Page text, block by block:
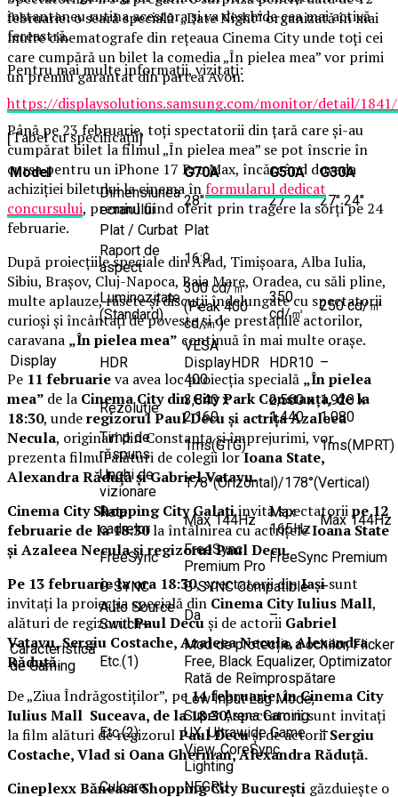
instantaneu rutina acestora și va deschide cea mai activă
fereastră.
Pentru mai multe informații, vizitați:
https://displaysolutions.samsung.com/monitor/detail/1841/
[Tabel cu specificații]
Model G70A G50A G30A
Display
Dimensiunea
ecranului
28″ 27″
27″ 24″
Plat / Curbat Plat
Raport de
aspect
16:9
Luminozitate
(Standard)
300 cd/㎡
(Peak 400
cd/㎡)
350
cd/㎡
250 cd/㎡
HDR
VESA
DisplayHDR
400
HDR10 –
Rezoluție
3,840 x
2,160
2,560 x
1,440
1,920 x
1,080
Timp de
răspuns
1ms(GTG)
1ms(MPRT)
Unghi de
vizionare
178°(Orizontal)/178°(Vertical)
Rata
cadrelor
Max 144Hz
Max
165Hz
Max 144Hz
Caracteristică
de Gaming
FreeSync
FreeSync
Premium Pro
FreeSync Premium
G-SYNC
G-SYNC Compatible
–
Auto Source
Switch+
Da –
Etc.(1)
Mod de protecție a ochilor, Flicker
Free, Black Equalizer, Optimizator
Rată de Reîmprospătare
Etc.(2)
Low Input Lag Mode,
Super Arena Gaming
UX, Ultrawide Game
View, CoreSync
Lighting
–
Culoare NEGRU
februarie: o seară specială „Date Night” organizată în mai
multe cinematografe din rețeaua Cinema City unde toți cei
care cumpără un bilet la comedia „În pielea mea” vor primi
un premiu garantat din partea Avon.
Până pe 23 februarie, toți spectatorii din țară care și-au
cumpărat bilet la filmul „În pielea mea” se pot înscrie în
cursa pentru un iPhone 17 Pro Max, încărcând dovada
achiziției biletului la cinema înformularul dedicat
concursului, premiul fiind oferit prin tragere la sorți pe 24
februarie.
După proiecțiile speciale din Arad, Timișoara, Alba Iulia,
Sibiu, Brașov, Cluj-Napoca, Baia Mare, Oradea, cu săli pline,
multe aplauze, râsete și discuții îndelungate cu spectatorii
curioși și încântați de poveste și de prestațiile actorilor,
caravana „În pielea mea” continuă în mai multe orașe.
Pe 11 februarieva avea loc proiecția specială „În pielea
mea” de la Cinema City din City Park Constanța,de la
18:30, underegizorul Paul Decu și actrița Azaleea
Necula, originari din Constanța și împrejurimi, vor
prezenta filmul alături de colegii lorIoana State,
Alexandra Răduță și Gabriel Vatavu.
Cinema City Shopping City Galațiinvită spectatoriipe 12
februarie de la 18:30la întâlnirea cu actrițeleIoana State
și Azaleea Necula și regizorul Paul Decu.
Pe 13 februarie la ora 18:30, spectatorii dinIașisunt
invitați la proiecția specială din Cinema City Iulius Mall,
alături de regizorulPaul Decuși de actorii Gabriel
Vatavu, Sergiu Costache, Azaleea Necula, Alexandra
Răduță.
De „Ziua Îndrăgostiților”, pe 14 februarie, în Cinema City
Iulius Mall Suceava, de la 18:30, spectatorii sunt invitați
la film alături de regizorulPaul Decuși de actoriiSergiu
Costache, Vlad si Oana Gherman, Alexandra Răduță.
Cineplexx Băneasa Shopping City București găzduiește o